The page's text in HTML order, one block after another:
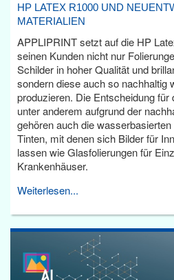
HP LATEX R1000 UND
MATERIALIEN
APPLIPRINT setzt auf die HP
seinen Kunden nicht nur
Schilder in hoher Qualität und
sondern diese auch so nachhaltig
produzieren. Die Entscheidung
unter anderem aufgrund der
gehören auch die
Tinten, mit denen sich Bilder für
lassen wie Glasfolierungen für
Krankenhäuser.
Weiterlesen...